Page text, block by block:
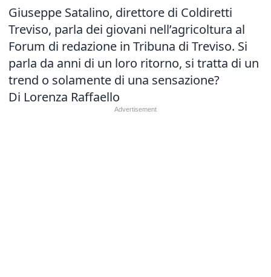
Giuseppe Satalino, direttore di Coldiretti
Treviso, parla dei giovani nell’agricoltura al
Forum di redazione in Tribuna di Treviso. Si
parla da anni di un loro ritorno, si tratta di un
trend o solamente di una sensazione?
Di Lorenza Raffaello